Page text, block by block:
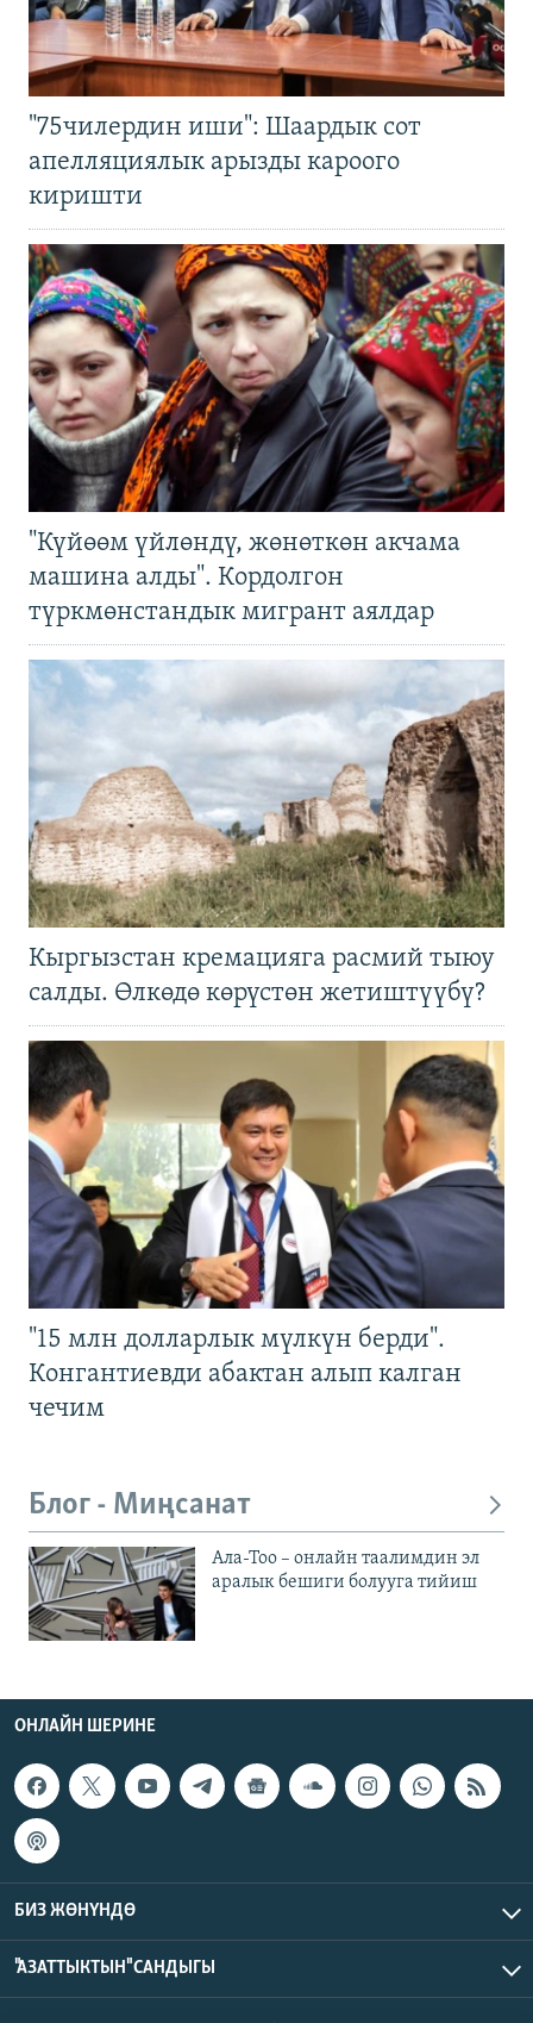
"75чилердин иши": Шаардык сот
апелляциялык арызды кароого
киришти
"Күйөөм үйлөндү, жөнөткөн акчама
машина алды". Кордолгон
түркмөнстандык мигрант аялдар
Кыргызстан кремацияга расмий тыюу
салды. Өлкөдө көрүстөн жетиштүүбү?
"15 млн долларлык мүлкүн берди".
Конгантиевди абактан алып калган
чечим
Блог - Миңсанат
Ала-Тоо – онлайн таалимдин эл
аралык бешиги болууга тийиш
ОНЛАЙН ШЕРИНЕ
БИЗ ЖӨНҮНДӨ
"АЗАТТЫКТЫН" САНДЫГЫ